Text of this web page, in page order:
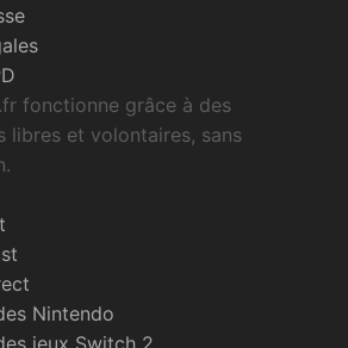
fonctionne grâce à des
libres et volontaires, sans
Nintendo